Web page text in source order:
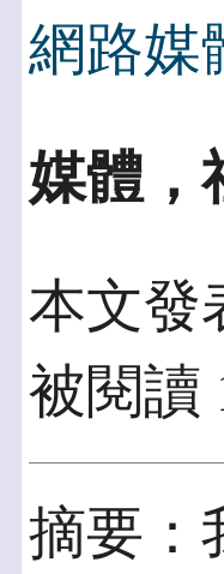
網路媒
媒體，
本文發
被閱讀
摘要：